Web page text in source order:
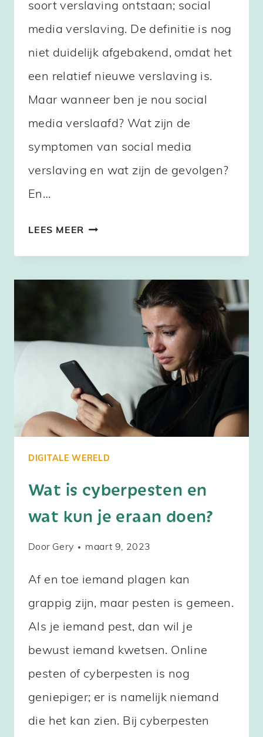
soort verslaving ontstaan; social
media verslaving. De definitie is nog
niet duidelijk afgebakend, omdat het
een relatief nieuwe verslaving is.
Maar wanneer ben je nou social
media verslaafd? Wat zijn de
symptomen van social media
verslaving en wat zijn de gevolgen?
En…
LEES MEER VERSLAAFD
ERAAN
KUNT
DOEN
DIGITALE WERELD
Wat is cyberpesten en
wat kun je eraan doen?
Door Gery maart 9, 2023
Af en toe iemand plagen kan
grappig zijn, maar pesten is gemeen.
Als je iemand pest, dan wil je
bewust iemand kwetsen. Online
pesten of cyberpesten is nog
geniepiger; er is namelijk niemand
die het kan zien. Bij cyberpesten